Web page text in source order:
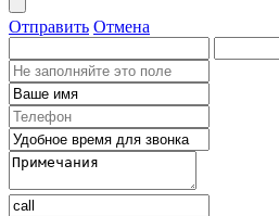
Отправить Отмена